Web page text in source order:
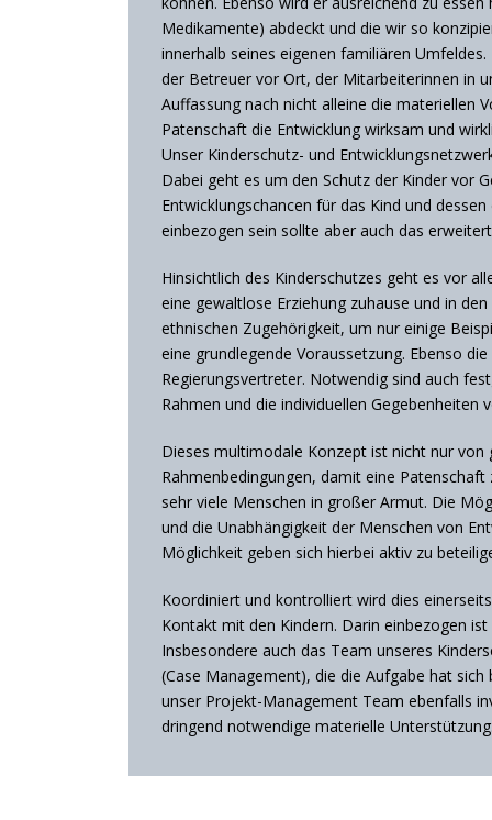
Medikamente) abdeckt und die wir so
innerhalb seines eigenen familiären
der Betreuer vor Ort, der Mitarbeiterinnen in
Auffassung nach nicht alleine die materiellen
Patenschaft die Entwicklung wirksam und
Unser Kinderschutz- und
Dabei geht es um den Schutz der Kinder vor
Entwicklungschancen für das Kind und
einbezogen sein sollte aber auch das
Hinsichtlich des Kinderschutzes geht es vor
eine gewaltlose Erziehung zuhause und in
ethnischen Zugehörigkeit, um nur einige
eine grundlegende Voraussetzung. Ebenso
Regierungsvertreter. Notwendig sind auch
Rahmen und die individuellen Gegebenheiten
Dieses multimodale Konzept ist nicht nur von
Rahmenbedingungen, damit eine
sehr viele Menschen in großer Armut. Die
und die Unabhängigkeit der Menschen von
Möglichkeit geben sich hierbei aktiv zu
Koordiniert und kontrolliert wird dies
Kontakt mit den Kindern. Darin einbezogen
Insbesondere auch das Team unseres
(Case Management), die die Aufgabe hat
unser Projekt-Management Team ebenfalls
dringend notwendige materielle Unterstützung.